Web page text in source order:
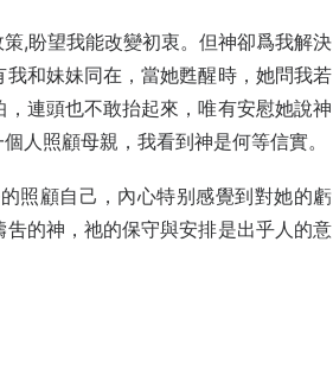
,盼望我能改變初衷。但神卻爲我解決
和妹妹同在，當她甦醒時，她問我若
連頭也不敢抬起來，唯有安慰她說神
人照顧母親，我看到神是何等信實。
照顧自己，內心特别感覺到對她的虧
的神，祂的保守與安排是出乎人的意